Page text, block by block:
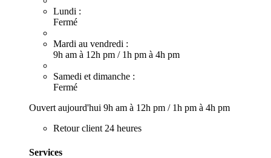
Lundi :
Fermé
Mardi au vendredi :
9h am à 12h pm / 1h pm à 4h pm
Samedi et dimanche :
Fermé
Ouvert aujourd'hui 9h am à 12h pm / 1h pm à 4h pm
Retour client 24 heures
Services